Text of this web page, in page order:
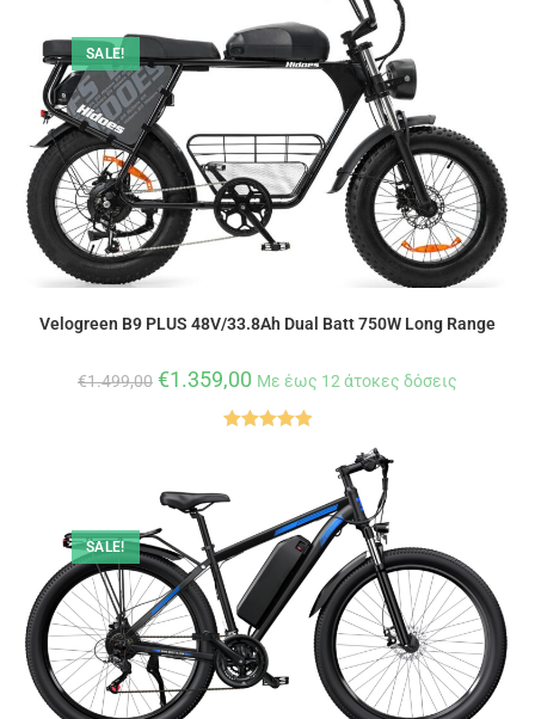
SALE!
Velogreen B9 PLUS 48V/33.8Ah Dual Batt 750W Long Range
€1.499,00 €1.359,00 Με έως 12 άτοκες δόσεις
SALE!